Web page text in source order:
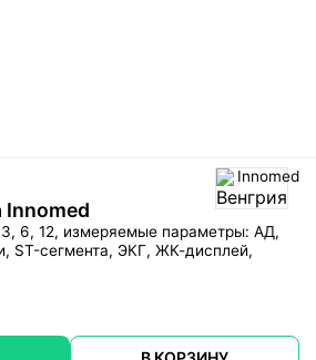
Innomed
Innomed
3, 6, 12, измеряемые параметры: АД,
ST-сегмента, ЭКГ, ЖК-дисплей,